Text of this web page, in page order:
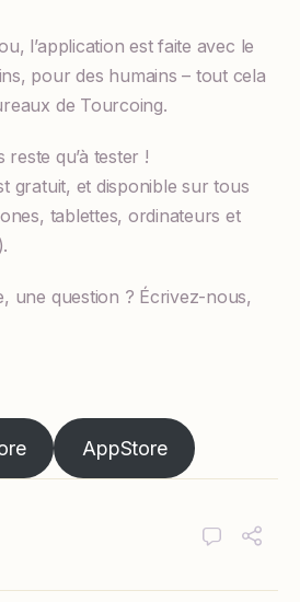
l’application est faite avec le
pour des humains – tout cela
de Tourcoing.
qu’à tester !
gratuit, et disponible sur tous
tablettes, ordinateurs et
une question ? Écrivez-nous,
AppStore